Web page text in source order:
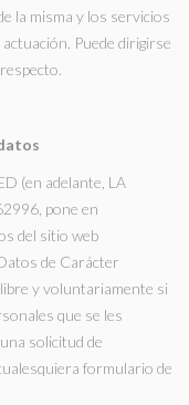
la misma y los servicios
Puede dirigirse
(en adelante, LA
pone en
del sitio web
de Carácter
y voluntariamente si
que se les
solicitud de
formulario de